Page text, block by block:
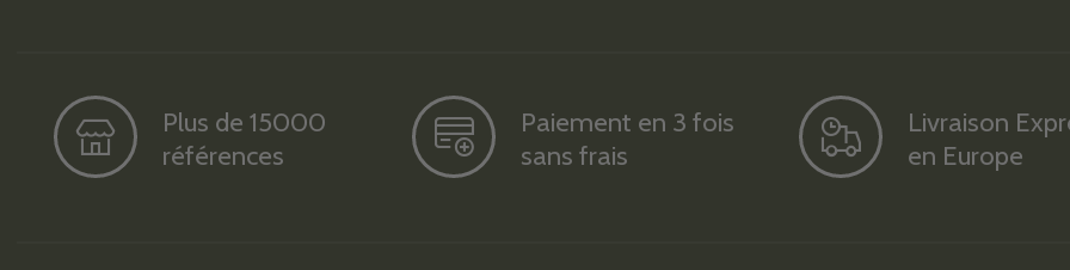
Plus de 15000
références
Paiement en 3 fois
sans frais
Livraison
en Europe